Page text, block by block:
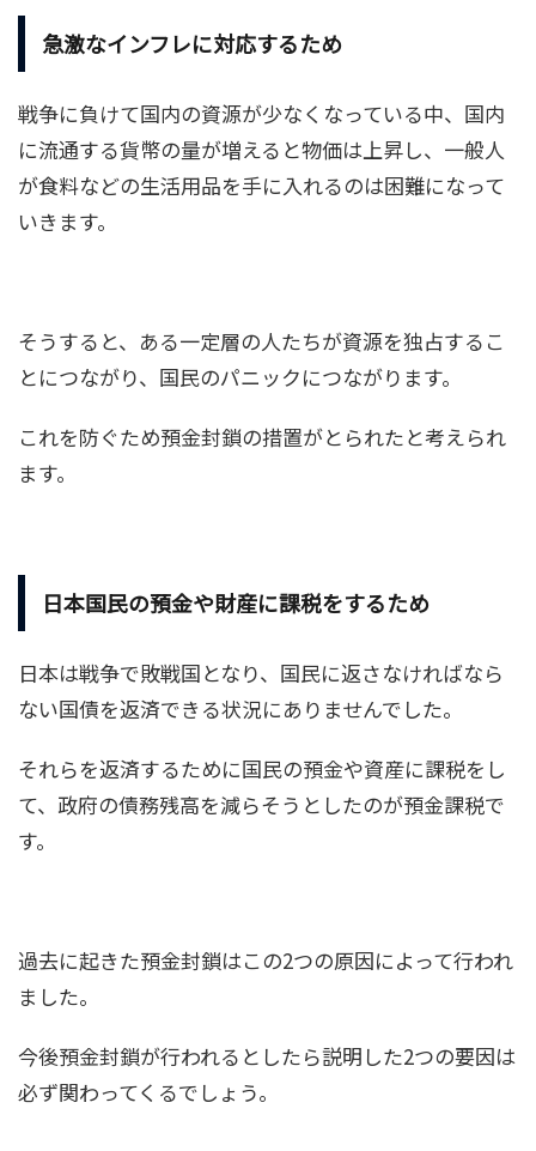
急激なインフレに対応するため
戦争に負けて国内の資源が少なくなっている中、国内
に流通する貨幣の量が増えると物価は上昇し、一般人
が食料などの生活用品を手に入れるのは困難になって
いきます。
そうすると、ある一定層の人たちが資源を独占するこ
とにつながり、国民のパニックにつながります。
これを防ぐため預金封鎖の措置がとられたと考えられ
ます。
日本国民の預金や財産に課税をするため
日本は戦争で敗戦国となり、国民に返さなければなら
ない国債を返済できる状況にありませんでした。
それらを返済するために国民の預金や資産に課税をし
て、政府の債務残高を減らそうとしたのが預金課税で
す。
過去に起きた預金封鎖はこの2つの原因によって行われ
ました。
今後預金封鎖が行われるとしたら説明した2つの要因は
必ず関わってくるでしょう。